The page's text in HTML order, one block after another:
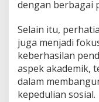
dengan berbagai
Selain itu,
juga menjadi
keberhasilan
aspek akademik,
dalam
kepedulian sosial.